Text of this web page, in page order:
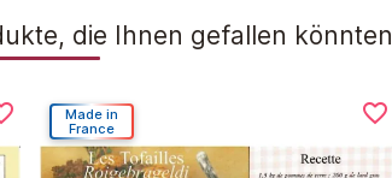
die Ihnen gefallen könnten
Made in
France
favorite_border